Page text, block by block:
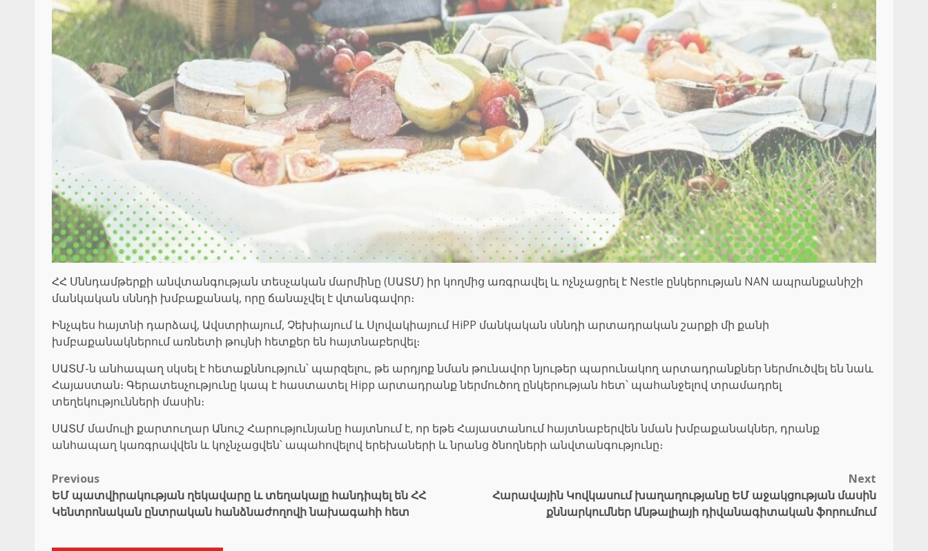
ՀՀ Սննդամթերքի անվտանգության տեսչական մարմինը (ՍԱՏՄ) իր կողմից առգրավել և ոչնչացրել է Nestle ընկերության NAN ապրանքանիշի
մանկական սննդի խմբաքանակ, որը ճանաչվել է վտանգավոր։
Ինչպես հայտնի դարձավ, Ավստրիայում, Չեխիայում և Սլովակիայում HiPP մանկական սննդի արտադրական շարքի մի քանի
խմբաքանակներում առնետի թույնի հետքեր են հայտնաբերվել։
ՍԱՏՄ-ն անհապաղ սկսել է հետաքննություն՝ պարզելու, թե արդյոք նման թունավոր նյութեր պարունակող արտադրանքներ ներմուծվել են նաև
Հայաստան։ Գերատեսչությունը կապ է հաստատել Hipp արտադրանք ներմուծող ընկերության հետ՝ պահանջելով տրամադրել
տեղեկությունների մասին։
ՍԱՏՄ մամուլի քարտուղար Անուշ Հարությունյանը հայտնում է, որ եթե Հայաստանում հայտնաբերվեն նման խմբաքանակներ, դրանք
անհապաղ կառգրավվեն և կոչնչացվեն՝ ապահովելով երեխաների և նրանց ծնողների անվտանգությունը։
Post
navigation
Previous
ԵՄ պատվիրակության ղեկավարը և տեղակալը հանդիպել են ՀՀ
Կենտրոնական ընտրական հանձնաժողովի նախագահի հետ
Next
Հարավային Կովկասում խաղաղությանը ԵՄ աջակցության մասին
քննարկումներ Անթալիայի դիվանագիտական ֆորումում